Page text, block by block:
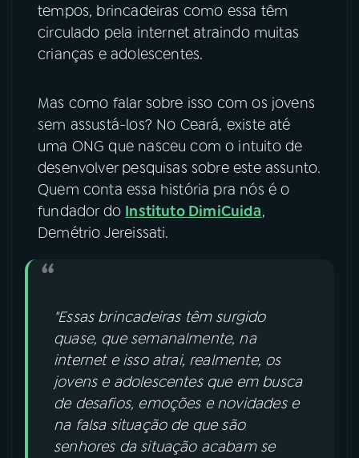
Instagram X
TikTok
tempos, brincadeiras como essa têm
circulado pela internet atraindo muitas
crianças e adolescentes.
Mas como falar sobre isso com os jovens
sem assustá-los? No Ceará, existe até
uma ONG que nasceu com o intuito de
desenvolver pesquisas sobre este assunto.
Quem conta essa história pra nós é o
fundador do Instituto DimiCuida,
Demétrio Jereissati.
"Essas brincadeiras têm surgido
quase, que semanalmente, na
internet e isso atrai, realmente, os
jovens e adolescentes que em busca
de desafios, emoções e novidades e
na falsa situação de que são
senhores da situação acabam se